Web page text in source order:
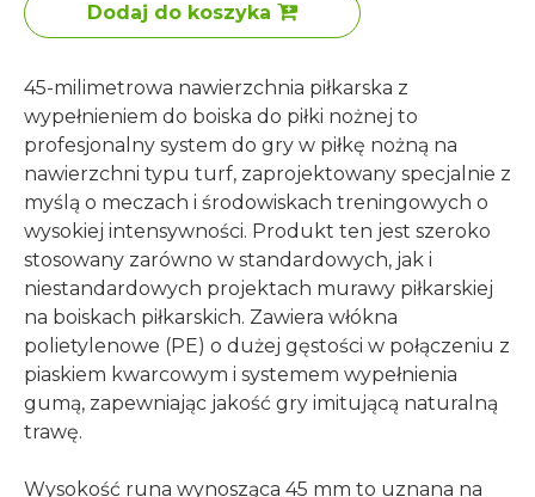
Dodaj do koszyka
45-milimetrowa nawierzchnia piłkarska z
wypełnieniem do boiska do piłki nożnej to
profesjonalny system do gry w piłkę nożną na
nawierzchni typu turf, zaprojektowany specjalnie z
myślą o meczach i środowiskach treningowych o
wysokiej intensywności. Produkt ten jest szeroko
stosowany zarówno w standardowych, jak i
niestandardowych projektach murawy piłkarskiej
na boiskach piłkarskich. Zawiera włókna
polietylenowe (PE) o dużej gęstości w połączeniu z
piaskiem kwarcowym i systemem wypełnienia
gumą, zapewniając jakość gry imitującą naturalną
trawę.
Wysokość runa wynosząca 45 mm to uznana na